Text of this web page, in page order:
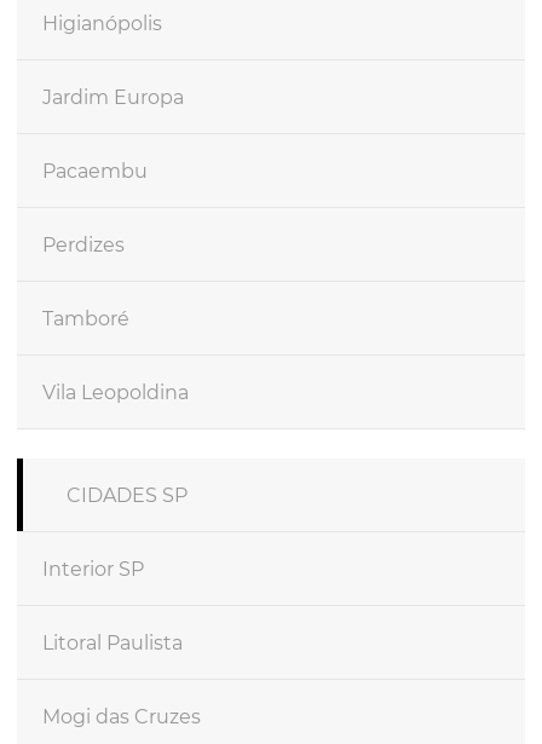
Higianópolis
Jardim Europa
Pacaembu
Perdizes
Tamboré
Vila Leopoldina
CIDADES SP
Interior SP
Litoral Paulista
Mogi das Cruzes